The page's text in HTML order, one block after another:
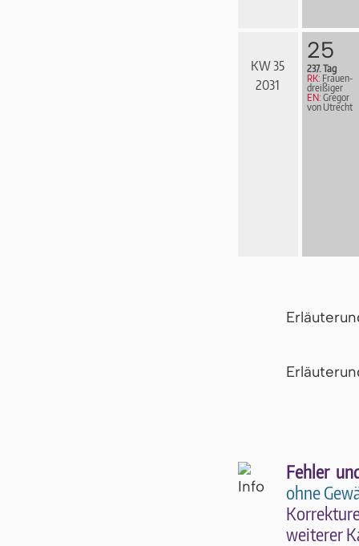
KW 35
2031
25
237. Tag
RK: Frau­en­
drei­ßi­ger
EN: Gregor
von Utrecht
Fehler
ohne
wei­te­rer